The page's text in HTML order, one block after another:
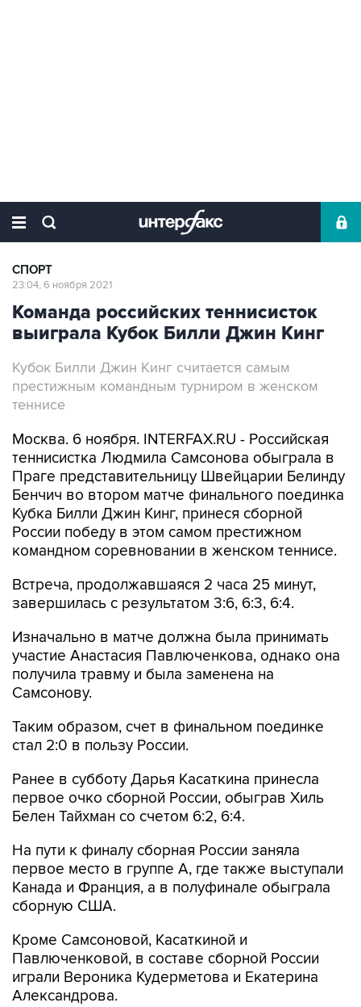
СПОРТ
23:04, 6 ноября 2021
Команда российских теннисисток
выиграла Кубок Билли Джин Кинг
Кубок Билли Джин Кинг считается самым
престижным командным турниром в женском
теннисе
Москва. 6 ноября. INTERFAX.RU - Российская
теннисистка Людмила Самсонова обыграла в
Праге представительницу Швейцарии Белинду
Бенчич во втором матче финального поединка
Кубка Билли Джин Кинг, принеся сборной
России победу в этом самом престижном
командном соревновании в женском теннисе.
Встреча, продолжавшаяся 2 часа 25 минут,
завершилась с результатом 3:6, 6:3, 6:4.
Изначально в матче должна была принимать
участие Анастасия Павлюченкова, однако она
получила травму и была заменена на
Самсонову.
Таким образом, счет в финальном поединке
стал 2:0 в пользу России.
Ранее в субботу Дарья Касаткина принесла
первое очко сборной России, обыграв Хиль
Белен Тайхман со счетом 6:2, 6:4.
На пути к финалу сборная России заняла
первое место в группе A, где также выступали
Канада и Франция, а в полуфинале обыграла
сборную США.
Кроме Самсоновой, Касаткиной и
Павлюченковой, в составе сборной России
играли Вероника Кудерметова и Екатерина
Александрова.